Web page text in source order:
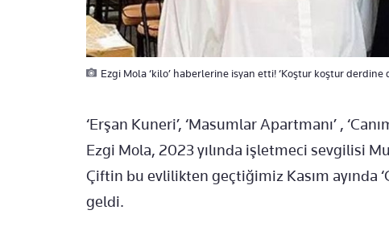
Ezgi Mola ‘kilo’ haberlerine isyan etti! ‘Koştur koştur derdine
‘Erşan Kuneri’, ‘Masumlar Apartmanı’ ,
Ezgi Mola, 2023 yılında işletmeci sevgilisi
Çiftin bu evlilikten geçtiğimiz Kasım ayında
geldi.